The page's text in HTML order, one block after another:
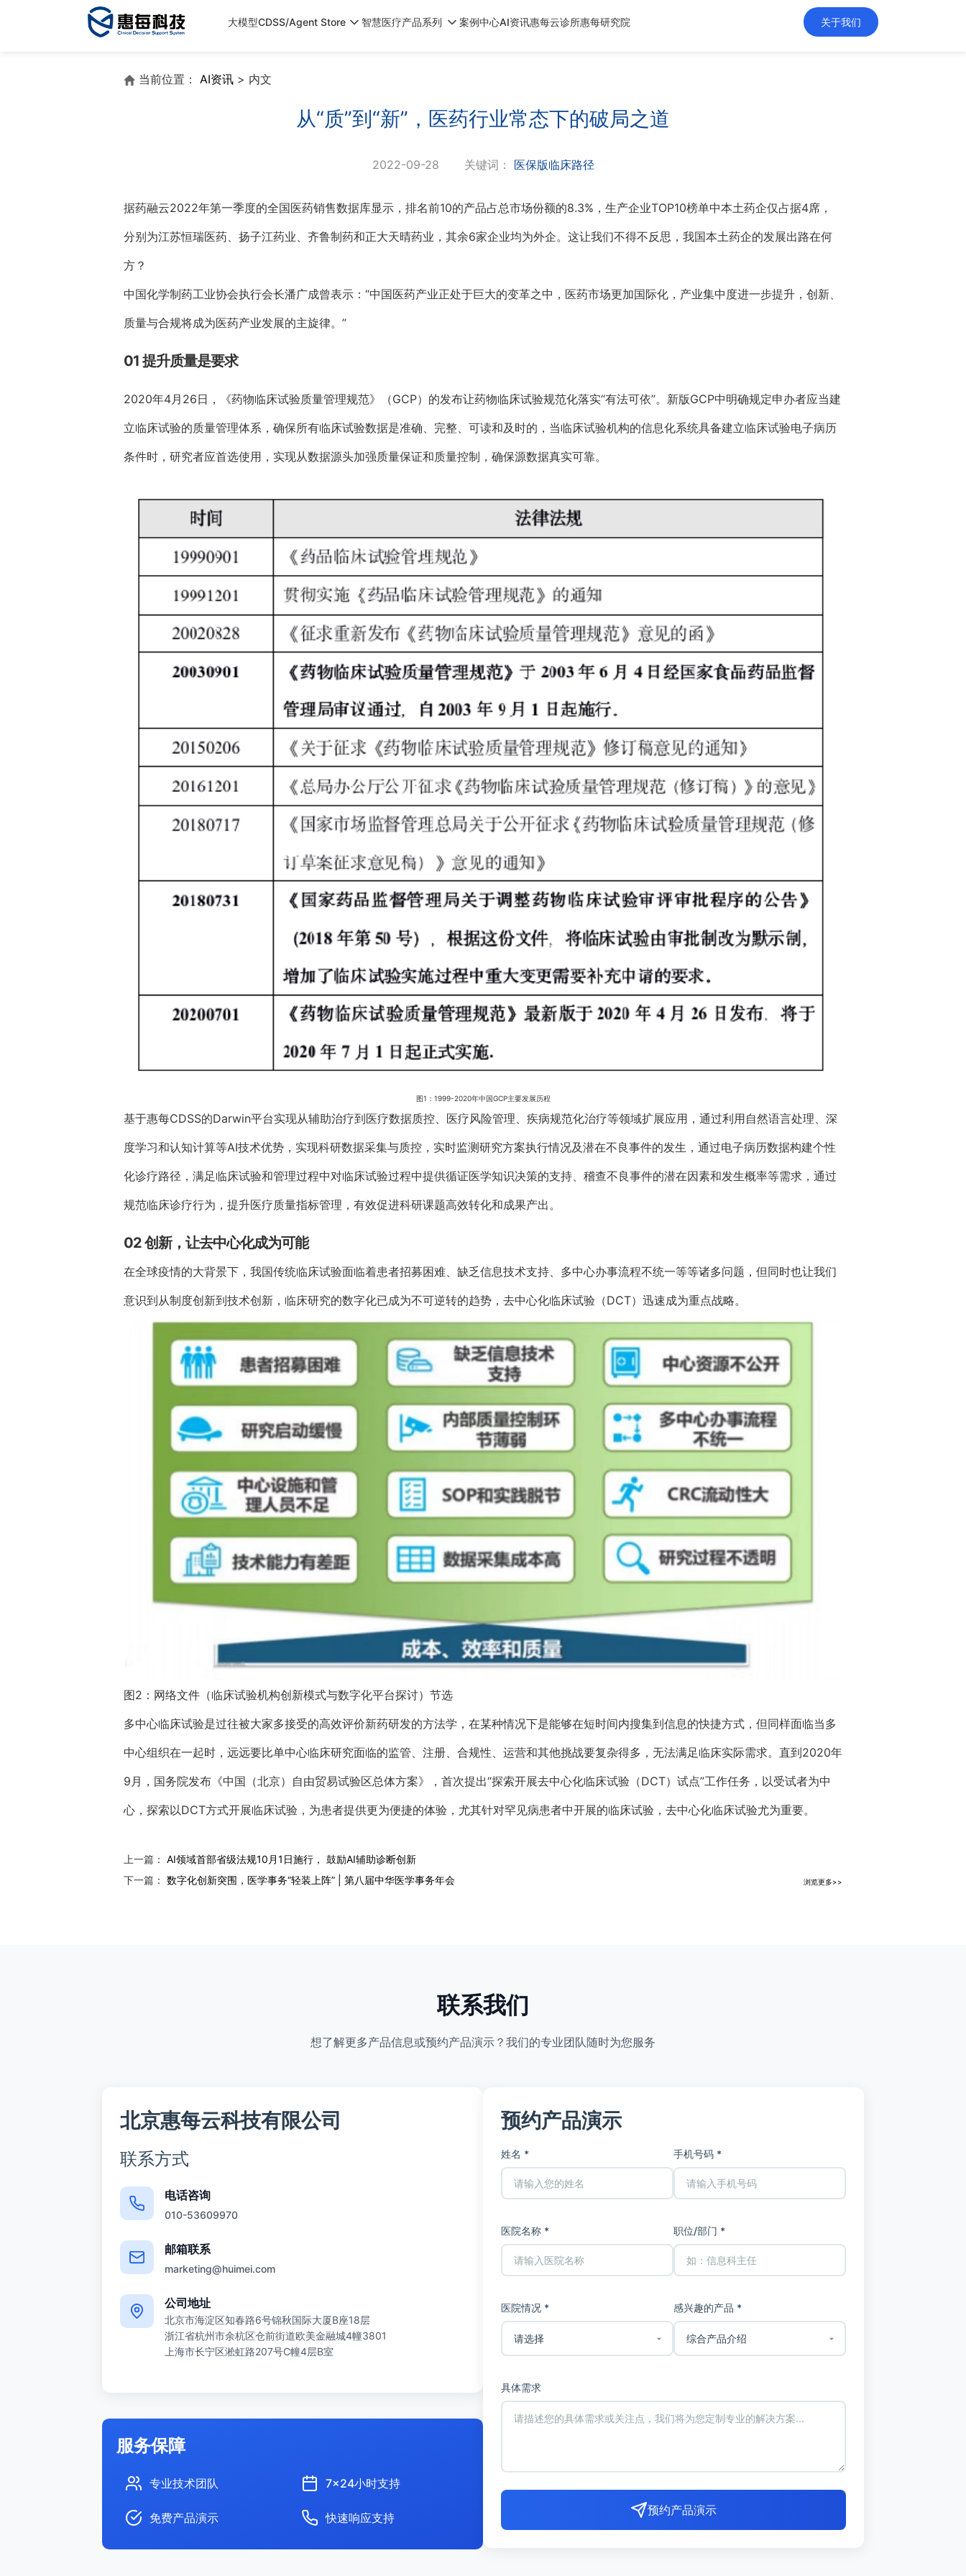
大模型CDSS/Agent Store 智慧医疗产品系列 案例中心AI资讯惠每云诊所惠每研究院 关于我们
当前位置： AI资讯 > 内文
从“质”到“新”，医药行业常态下的破局之道
2022-09-28 关键词： 医保版临床路径
据药融云2022年第一季度的全国医药销售数据库显示，排名前10的产品占总市场份额的8.3%，生产企业TOP10榜单中本土药企仅占据4席，
分别为江苏恒瑞医药、扬子江药业、齐鲁制药和正大天晴药业，其余6家企业均为外企。这让我们不得不反思，我国本土药企的发展出路在何
方？
中国化学制药工业协会执行会长潘广成曾表示：“中国医药产业正处于巨大的变革之中，医药市场更加国际化，产业集中度进一步提升，创新、
质量与合规将成为医药产业发展的主旋律。”
01 提升质量是要求
2020年4月26日，《药物临床试验质量管理规范》（GCP）的发布让药物临床试验规范化落实“有法可依”。新版GCP中明确规定申办者应当建
立临床试验的质量管理体系，确保所有临床试验数据是准确、完整、可读和及时的，当临床试验机构的信息化系统具备建立临床试验电子病历
条件时，研究者应首选使用，实现从数据源头加强质量保证和质量控制，确保源数据真实可靠。
图1：1999-2020年中国GCP主要发展历程
基于惠每CDSS的Darwin平台实现从辅助治疗到医疗数据质控、医疗风险管理、疾病规范化治疗等领域扩展应用，通过利用自然语言处理、深
度学习和认知计算等AI技术优势，实现科研数据采集与质控，实时监测研究方案执行情况及潜在不良事件的发生，通过电子病历数据构建个性
化诊疗路径，满足临床试验和管理过程中对临床试验过程中提供循证医学知识决策的支持、稽查不良事件的潜在因素和发生概率等需求，通过
规范临床诊疗行为，提升医疗质量指标管理，有效促进科研课题高效转化和成果产出。
02 创新，让去中心化成为可能
在全球疫情的大背景下，我国传统临床试验面临着患者招募困难、缺乏信息技术支持、多中心办事流程不统一等等诸多问题，但同时也让我们
意识到从制度创新到技术创新，临床研究的数字化已成为不可逆转的趋势，去中心化临床试验（DCT）迅速成为重点战略。
图2：网络文件（临床试验机构创新模式与数字化平台探讨）节选
多中心临床试验是过往被大家多接受的高效评价新药研发的方法学，在某种情况下是能够在短时间内搜集到信息的快捷方式，但同样面临当多
中心组织在一起时，远远要比单中心临床研究面临的监管、注册、合规性、运营和其他挑战要复杂得多，无法满足临床实际需求。直到2020年
9月，国务院发布《中国（北京）自由贸易试验区总体方案》，首次提出“探索开展去中心化临床试验（DCT）试点”工作任务，以受试者为中
心，探索以DCT方式开展临床试验，为患者提供更为便捷的体验，尤其针对罕见病患者中开展的临床试验，去中心化临床试验尤为重要。
上一篇： AI领域首部省级法规10月1日施行， 鼓励AI辅助诊断创新
下一篇： 数字化创新突围，医学事务“轻装上阵” | 第八届中华医学事务年会 浏览更多>>
联系我们
想了解更多产品信息或预约产品演示？我们的专业团队随时为您服务
北京惠每云科技有限公司
联系方式
电话咨询
010-53609970
邮箱联系
marketing@huimei.com
公司地址
北京市海淀区知春路6号锦秋国际大厦B座18层
浙江省杭州市余杭区仓前街道欧美金融城4幢3801
上海市长宁区淞虹路207号C幢4层B室
服务保障
专业技术团队 7x24小时支持
免费产品演示 快速响应支持
预约产品演示
姓名 * 手机号码 *
医院名称 * 职位/部门 *
医院情况 * 感兴趣的产品 *
具体需求
预约产品演示